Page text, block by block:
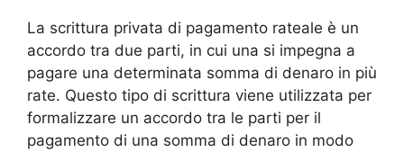
La scrittura privata di pagamento rateale è un
accordo tra due parti, in cui una si impegna a
pagare una determinata somma di denaro in più
rate. Questo tipo di scrittura viene utilizzata per
formalizzare un accordo tra le parti per il
pagamento di una somma di denaro in modo